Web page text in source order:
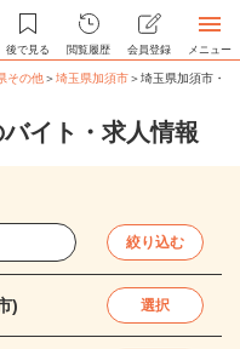
後で見る 閲覧履歴 会員登録 メニュー
その他＞埼玉県加須市＞埼玉県加須市・
イト・求人情報
絞り込む
) 選択